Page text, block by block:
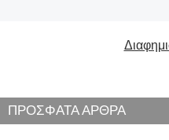
ΠΡΟΣΦΑΤΑ ΑΡΘΡΑ